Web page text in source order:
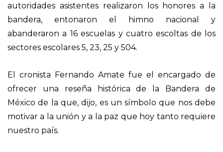
autoridades asistentes realizaron los honores a la
bandera, entonaron el himno nacional y
abanderaron a 16 escuelas y cuatro escoltas de los
sectores escolares 5, 23, 25 y 504.
El cronista Fernando Amate fue el encargado de
ofrecer una reseña histórica de la Bandera de
México de la que, dijo, es un símbolo que nos debe
motivar a la unión y a la paz que hoy tanto requiere
nuestro país.